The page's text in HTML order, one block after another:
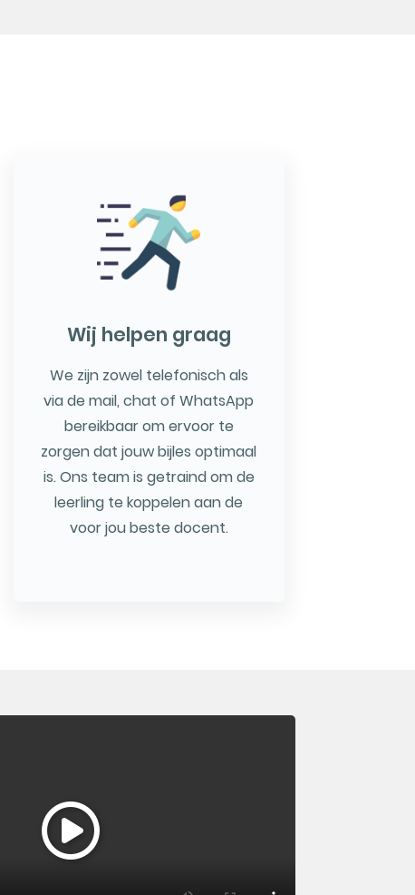
Wij helpen graag
We zijn zowel telefonisch als
via de mail, chat of WhatsApp
bereikbaar om ervoor te
zorgen dat jouw bijles optimaal
is. Ons team is getraind om de
leerling te koppelen aan de
voor jou beste docent.